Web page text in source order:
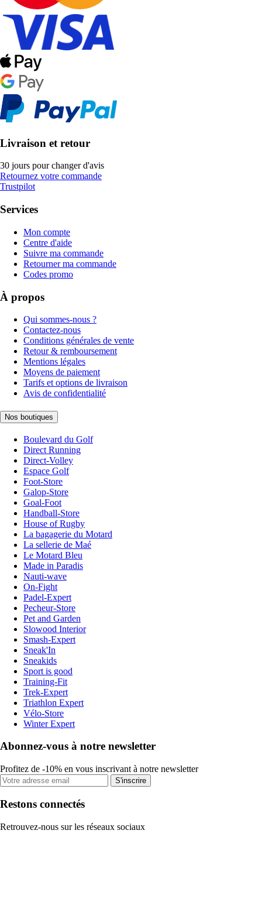
Livraison et retour
30 jours pour changer d'avis
Retournez votre commande
Trustpilot
Services
Mon compte
Centre d'aide
Suivre ma commande
Retourner ma commande
Codes promo
À propos
Qui sommes-nous ?
Contactez-nous
Conditions générales de vente
Retour & remboursement
Mentions légales
Moyens de paiement
Tarifs et options de livraison
Avis de confidentialité
Nos boutiques
Boulevard du Golf
Direct Running
Direct-Volley
Espace Golf
Foot-Store
Galop-Store
Goal-Foot
Handball-Store
House of Rugby
La bagagerie du Motard
La sellerie de Maé
Le Motard Bleu
Made in Paradis
Nauti-wave
On-Fight
Padel-Expert
Pecheur-Store
Pet and Garden
Slowood Interior
Smash-Expert
Sneak'In
Sneakids
Sport is good
Training-Fit
Trek-Expert
Triathlon Expert
Vélo-Store
Winter Expert
Abonnez-vous à notre newsletter
Profitez de -10% en vous inscrivant à notre newsletter
S'inscrire
Restons connectés
Retrouvez-nous sur les réseaux sociaux